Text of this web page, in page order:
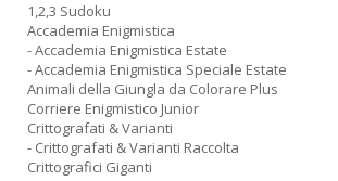
1,2,3 Sudoku
Accademia Enigmistica
- Accademia Enigmistica Estate
- Accademia Enigmistica Speciale Estate
Animali della Giungla da Colorare Plus
Corriere Enigmistico Junior
Crittografati & Varianti
- Crittografati & Varianti Raccolta
Crittografici Giganti